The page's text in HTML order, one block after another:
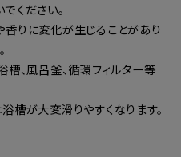
ください。
りに変化が生じることがあり
槽、風呂釜、循環フィルター等
槽が大変滑りやすくなります。